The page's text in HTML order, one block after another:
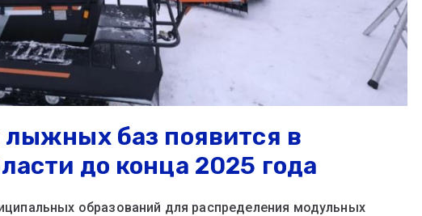
баз появится в
до конца 2025 года
образований для распределения модульных